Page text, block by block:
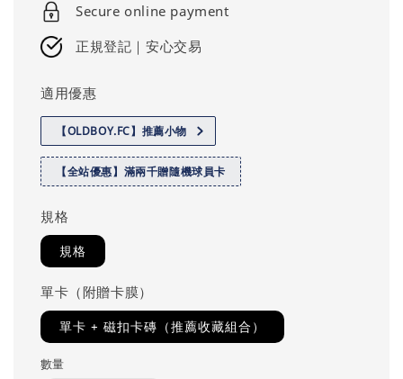
Secure online payment
正規登記｜安心交易
適用優惠
【OLDBOY.FC】推薦小物
【全站優惠】滿兩千贈隨機球員卡
規格
規格
單卡（附贈卡膜）
單卡 + 磁扣卡磚（推薦收藏組合）
數量